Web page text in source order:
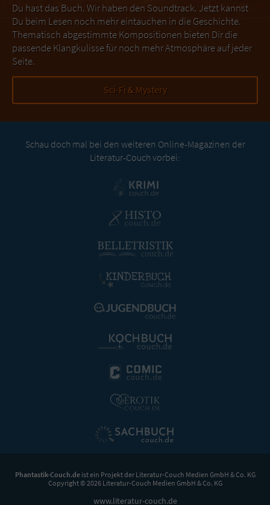
Du hast das Buch. Wir haben den Soundtrack. Jetzt kannst
Du beim Lesen noch mehr eintauchen in die Geschichte.
Thematisch abgestimmte Kompositionen bieten Dir die
passende Klangkulisse für noch mehr Atmosphäre auf jeder
Seite.
Sci-Fi & Mystery
Schau doch mal bei den weiteren Online-Magazinen der
Literatur-Couch vorbei:
Phantastik-Couch.deist ein Projekt der Literatur-Couch Medien GmbH & Co. KG
Copyright © 2026 Literatur-Couch Medien GmbH & Co. KG
www.literatur-couch.de